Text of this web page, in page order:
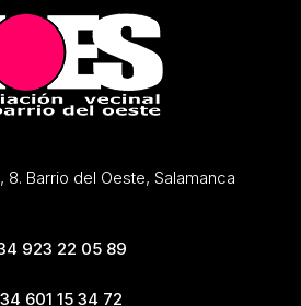
8. Barrio del Oeste, Salamanca
923 22 05 89
601 15 34 72